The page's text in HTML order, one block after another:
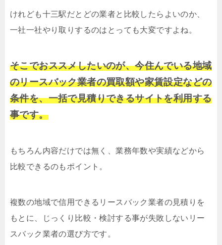
けれども十三駅だとどの業者と比較したらよいのか、
一社一社やり取りするのはとっても大変ですよね。
そこでおススメしたいのが、今住んでいる地域
のリースバック業者の買取額や家賃設定などの
条件を、一括で見積りできるサイトを利用する
事です。
もちろん内容だけでは無く、業務年数や実績などから
比較できるのもポイント。
複数の地域で信用できるリースバック業者の見積りを
もとに、じっくり比較・検討する事が失敗しないリー
スバック業者の選び方です。